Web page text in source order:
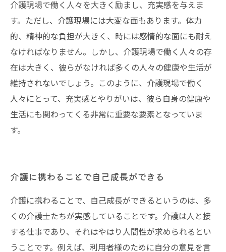
介護現場で働く人々を大きく励まし、充実感を与えま
す。ただし、介護現場には大変な面もあります。体力
的、精神的な負担が大きく、時には感情的な面にも耐え
なければなりません。しかし、介護現場で働く人々の存
在は大きく、彼らがなければ多くの人々の健康や生活が
維持されないでしょう。このように、介護現場で働く
人々にとって、充実感とやりがいは、彼ら自身の健康や
生活にも関わってくる非常に重要な要素となっていま
す。
介護に携わることで自己成長ができる
介護に携わることで、自己成長ができるというのは、多
くの介護士たちが実感していることです。介護は人と接
する仕事であり、それはやはり人間性が求められるとい
うことです。例えば、利用者様のために自分の意見を言